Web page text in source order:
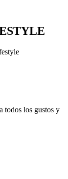
todos los gustos y